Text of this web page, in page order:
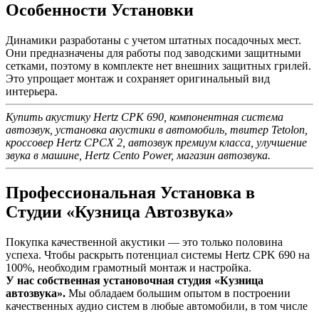
Особенности Установки
Динамики разработаны с учетом штатных посадочных мест.
Они предназначены для работы под заводскими защитными
сетками, поэтому в комплекте нет внешних защитных грилей.
Это упрощает монтаж и сохраняет оригинальный вид
интерьера.
Купить акустику Hertz CPK 690, компонентная система
автозвук, установка акустики в автомобиль, твитер Tetolon,
кроссовер Hertz CPCX 2, автозвук премиум класса, улучшение
звука в машине, Hertz Cento Power, магазин автозвука.
Профессиональная Установка в
Студии «Кузница Автозвука»
Покупка качественной акустики — это только половина
успеха. Чтобы раскрыть потенциал системы Hertz CPK 690 на
100%, необходим грамотный монтаж и настройка.
У нас собственная установочная студия «Кузница
автозвука». Мы обладаем большим опытом в построении
качественных аудио систем в любые автомобили, в том числе